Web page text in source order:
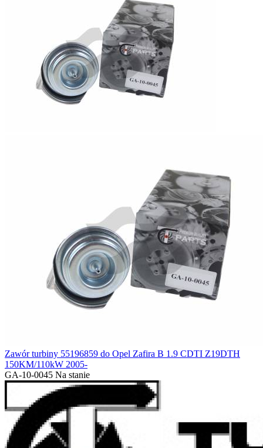
Zawór turbiny 55196859 do Opel Zafira B 1.9 CDTI Z19DTH
150KM/110kW 2005-
GA-10-0045 Na stanie